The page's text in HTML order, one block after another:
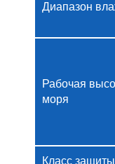
Диапазон
Рабочая
моря
Класс защиты